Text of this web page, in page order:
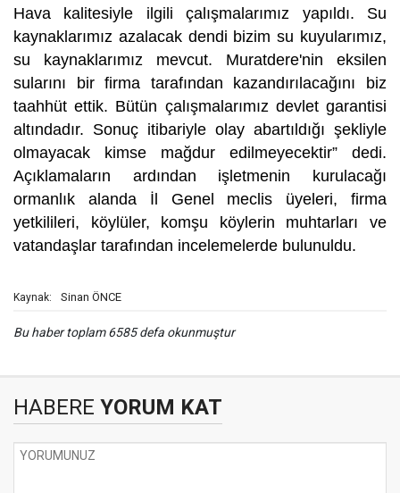
Hava kalitesiyle ilgili çalışmalarımız yapıldı. Su
kaynaklarımız azalacak dendi bizim su kuyularımız,
su kaynaklarımız mevcut. Muratdere'nin eksilen
sularını bir firma tarafından kazandırılacağını biz
taahhüt ettik. Bütün çalışmalarımız devlet garantisi
altındadır. Sonuç itibariyle olay abartıldığı şekliyle
olmayacak kimse mağdur edilmeyecektir” dedi.
Açıklamaların ardından işletmenin kurulacağı
ormanlık alanda İl Genel meclis üyeleri, firma
yetkilileri, köylüler, komşu köylerin muhtarları ve
vatandaşlar tarafından incelemelerde bulunuldu.
Kaynak: Sinan ÖNCE
Bu haber toplam 6585 defa okunmuştur
HABERE YORUM KAT